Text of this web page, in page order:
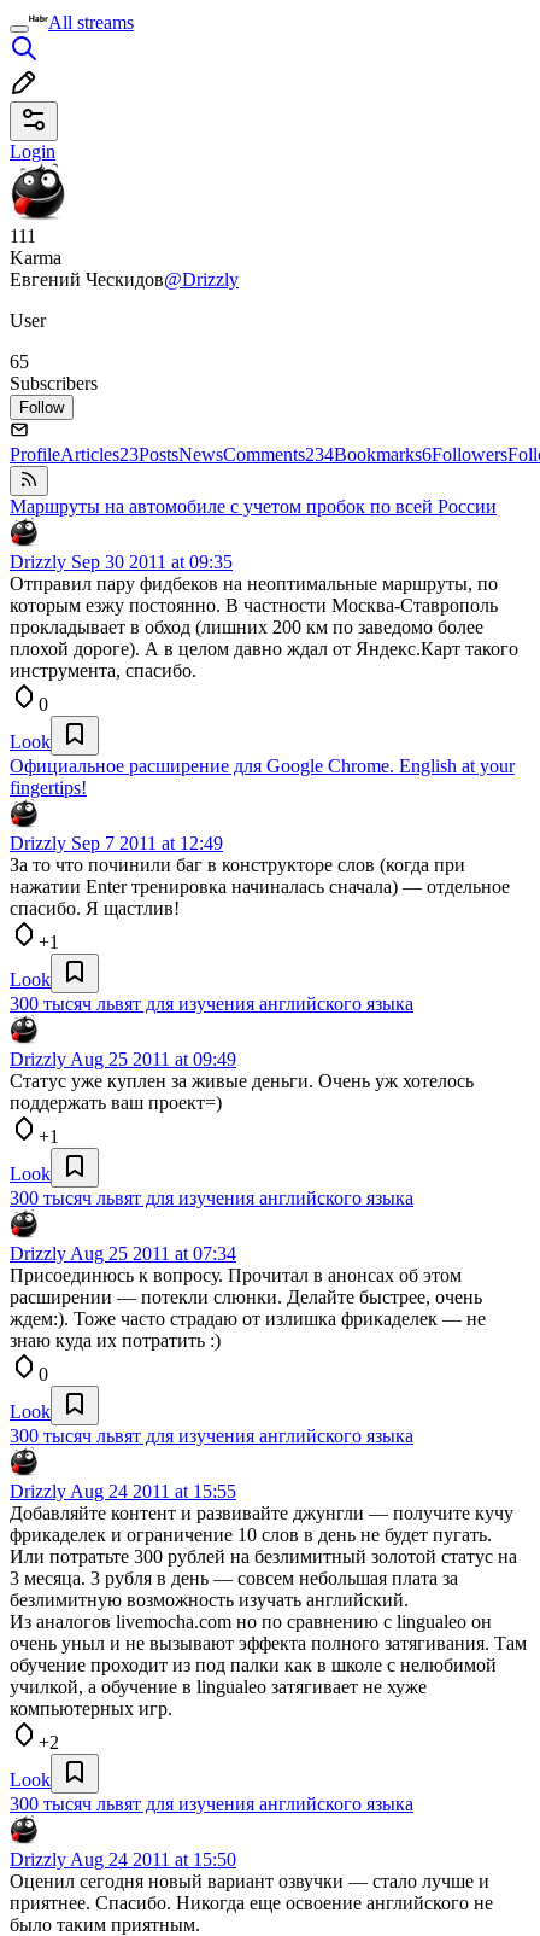
All streams
Login
111
Karma
Евгений Ческидов@Drizzly
User
65
Subscribers
Follow
ProfileArticles23PostsNewsComments234Bookmarks6Followers
Маршруты на автомобиле с учетом пробок по всей России
Drizzly Sep 30 2011 at 09:35
Отправил пару фидбеков на неоптимальные маршруты, по
которым езжу постоянно. В частности Москва-Ставрополь
прокладывает в обход (лишних 200 км по заведомо более
плохой дороге). А в целом давно ждал от Яндекс.Карт такого
инструмента, спасибо.
0
Look
Официальное расширение для Google Chrome. English at your
fingertips!
Drizzly Sep 7 2011 at 12:49
За то что починили баг в конструкторе слов (когда при
нажатии Enter тренировка начиналась сначала) — отдельное
спасибо. Я щастлив!
+1
Look
300 тысяч львят для изучения английского языка
Drizzly Aug 25 2011 at 09:49
Статус уже куплен за живые деньги. Очень уж хотелось
поддержать ваш проект=)
+1
Look
300 тысяч львят для изучения английского языка
Drizzly Aug 25 2011 at 07:34
Присоединюсь к вопросу. Прочитал в анонсах об этом
расширении — потекли слюнки. Делайте быстрее, очень
ждем:). Тоже часто страдаю от излишка фрикаделек — не
знаю куда их потратить :)
0
Look
300 тысяч львят для изучения английского языка
Drizzly Aug 24 2011 at 15:55
Добавляйте контент и развивайте джунгли — получите кучу
фрикаделек и ограничение 10 слов в день не будет пугать.
Или потратьте 300 рублей на безлимитный золотой статус на
3 месяца. 3 рубля в день — совсем небольшая плата за
безлимитную возможность изучать английский.
Из аналогов livemocha.com но по сравнению с lingualeo он
очень уныл и не вызывают эффекта полного затягивания. Там
обучение проходит из под палки как в школе с нелюбимой
училкой, а обучение в lingualeo затягивает не хуже
компьютерных игр.
+2
Look
300 тысяч львят для изучения английского языка
Drizzly Aug 24 2011 at 15:50
Оценил сегодня новый вариант озвучки — стало лучше и
приятнее. Спасибо. Никогда еще освоение английского не
было таким приятным.